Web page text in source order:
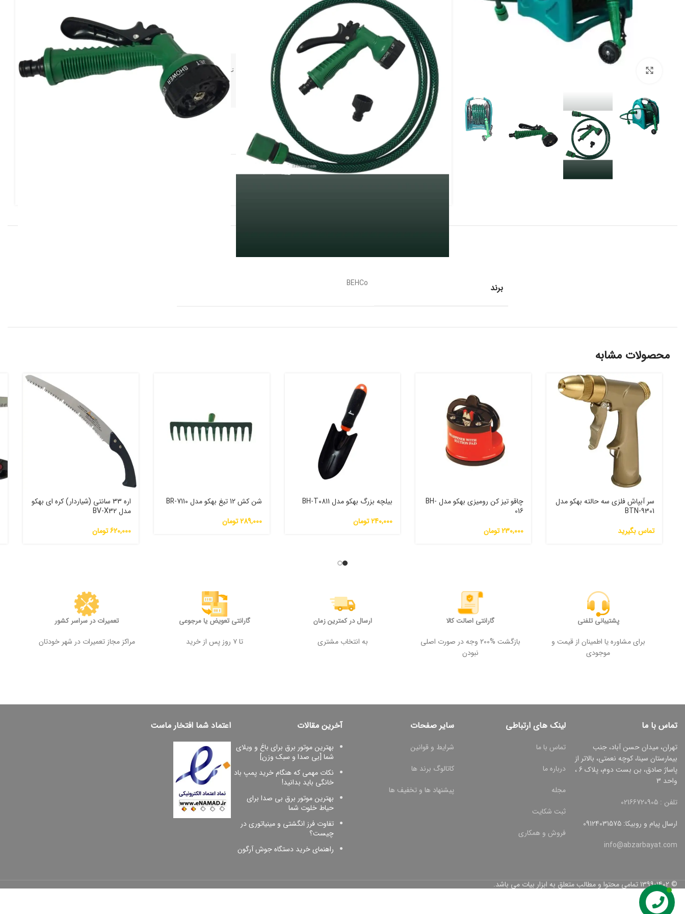
اتصالات لازمه کامل
ساخت تایوان
برای مشاوره تخصصی و آشنایی با بزرگ ترین پیج ابزار کلیک کنید
www.instagram.com/abzar_bayat
در انبار موجود نمی باشد
افزودن به علاقه مندی
2435
برند BEHCo
محصولات مشابه
سر آبپاش فلزی سه حالته بهکو مدل
BTN-9301
تماس بگیرید
چاقو تیز کن رومیزی بهکو مدل BH-
016
230,000تومان
بیلچه بزرگ بهکو مدل BH-T0811
240,000تومان
شن کش 12 تیغ بهکو مدل BR-7110
289,000تومان
اره 33 سانتی (شیاردار) کره ای بهکو
مدل BV-X32
620,000تومان
پشتیبانی تلفنی
برای مشاوره یا اطمینان از قیمت و
موجودی
گارانتی اصالت کالا
بازگشت %200 وجه در صورت اصلی
نبودن
ارسال در کمترین زمان
به انتخاب مشتری
گارانتی تعویض یا مرجوعی
تا ۷ روز پس از خرید
تعمیرات در سراسر کشور
مراکز مجاز تعمیرات در شهر خودتان
تماس با ما
تهران، میدان حسن آباد، جنب
بیمارستان سینا، کوچه نعمتی، بالاتر از
پاساژ صادق، بن بست دوم، پلاک 6 ،
واحد 3
تلفن : 02166720905
ارسال پیام و روبیکا: 09124031575
info@abzarbayat.com
لینک های ارتباطی
تماس با ما
درباره ما
مجله
ثبت شکایت
فروش و همکاری
سایر صفحات
شرایط و قوانین
کاتالوگ برند ها
پیشنهاد ها و تخفیف ها
آخرین مقالات
بهترین موتور برق برای باغ و ویلای
شما [بی صدا و سبک وزن]
نکات مهمی که هنگام خرید پمپ باد
خانگی باید بدانید!
بهترین موتور برق بی صدا برای
حیاط خلوت شما
تفاوت فرز انگشتی و مینیاتوری در
چیست؟
راهنمای خرید دستگاه جوش آرگون
اعتماد شما افتخار ماست
© 1399-1402 تمامی محتوا و مطالب متعلق به ابزار بیات می باشد.
تماس با ما